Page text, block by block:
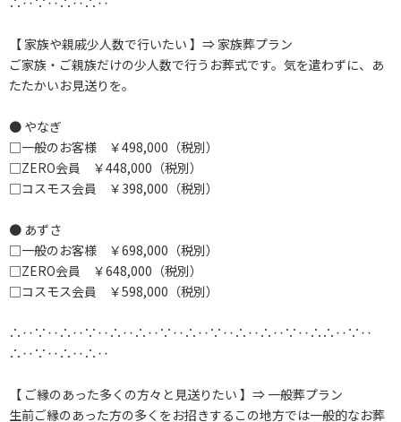
【 家族や親戚少人数で行いたい 】⇒ 家族葬プラン
ご家族・ご親族だけの少人数で行うお葬式です。気を遣わずに、あ
たたかいお見送りを。
● やなぎ
□一般のお客様 ￥498,000（税別）
□ZERO会員 ￥448,000（税別）
□コスモス会員 ￥398,000（税別）
● あずさ
□一般のお客様 ￥698,000（税別）
□ZERO会員 ￥648,000（税別）
□コスモス会員 ￥598,000（税別）
∴‥∵‥∴‥∵‥∴‥∴‥∵‥∴‥∵‥∴‥∴‥∵‥∴∴‥∵‥
∴‥∵‥∴‥∴‥
【 ご縁のあった多くの方々と見送りたい 】⇒ 一般葬プラン
生前ご縁のあった方の多くをお招きするこの地方では一般的なお葬